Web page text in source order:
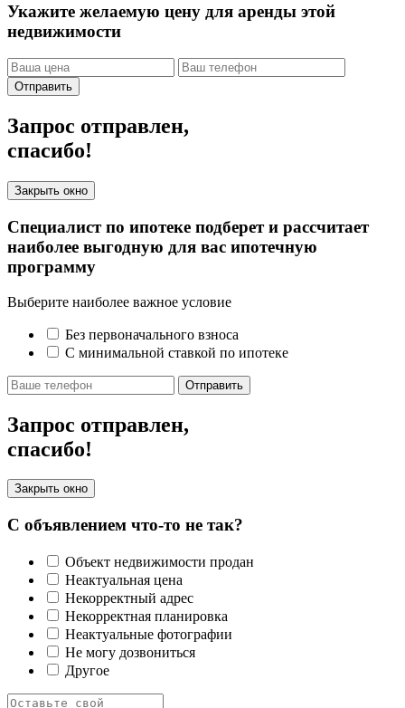
Укажите желаемую цену для аренды этой
недвижимости
Отправить
Запрос отправлен,
спасибо!
Закрыть окно
Специалист по ипотеке подберет и рассчитает
наиболее выгодную для вас ипотечную
программу
Выберите наиболее важное условие
Без первоначального взноса
С минимальной ставкой по ипотеке
Отправить
Запрос отправлен,
спасибо!
Закрыть окно
С объявлением что-то не так?
Объект недвижимости продан
Неактуальная цена
Некорректный адрес
Некорректная планировка
Неактуальные фотографии
Не могу дозвониться
Другое